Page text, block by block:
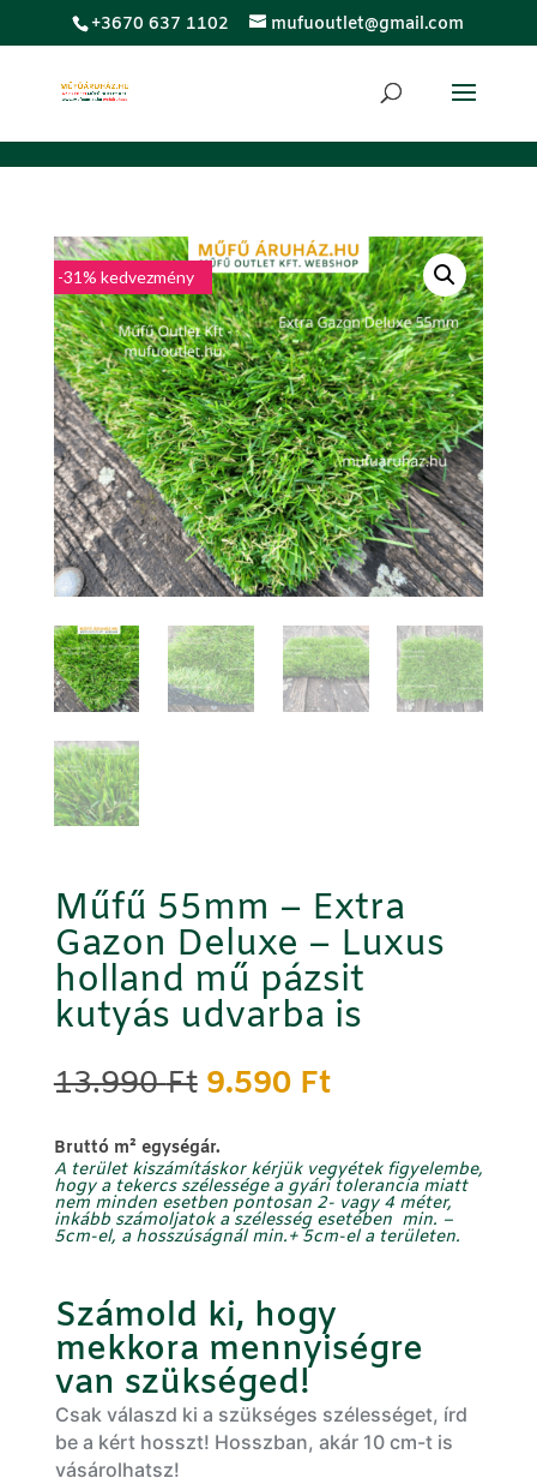
+3670 637 1102 mufuoutlet@gmail.com
-31% kedvezmény
Műfű 55mm – Extra
Gazon Deluxe – Luxus
holland mű pázsit
kutyás udvarba is
13.990Ft Original
was:
13.990 Ft.
9.590 FtCurrent
9.590 Ft.
Bruttó m² egységár.
A terület kiszámításkor kérjük vegyétek figyelembe,
hogy a tekercs szélessége a gyári tolerancia miatt
nem minden esetben pontosan 2- vagy 4 méter,
inkább számoljatok a szélesség esetében min. –
5cm-el, a hosszúságnál min.+ 5cm-el a területen.
Számold ki, hogy
mekkora mennyiségre
van szükséged!
Csak válaszd ki a szükséges szélességet, írd
be a kért hosszt! Hosszban, akár 10 cm-t is
vásárolhatsz!